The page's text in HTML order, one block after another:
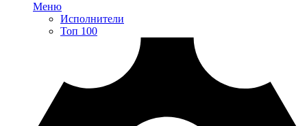
Меню
Исполнители
Топ 100